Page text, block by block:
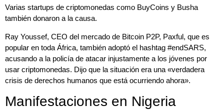
Varias startups de criptomonedas como BuyCoins y Busha
también donaron a la causa.
Ray Youssef, CEO del mercado de Bitcoin P2P, Paxful, que es
popular en toda África, también adoptó el hashtag #endSARS,
acusando a la policía de atacar injustamente a los jóvenes por
usar criptomonedas. Dijo que la situación era una «verdadera
crisis de derechos humanos que está ocurriendo ahora».
Manifestaciones en Nigeria